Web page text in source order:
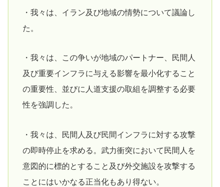
・我々は、イラン及び地域の情勢について議論し
た。
・我々は、この争いが地域のパートナー、民間人
及び重要インフラに与える影響を最小化すること
の重要性、並びに人道支援の取組を調整する必要
性を強調した。
・我々は、民間人及び民間インフラに対する攻撃
の即時停止を求める。武力衝突において民間人を
意図的に標的とすること及び外交施設を攻撃する
ことにはいかなる正当化もあり得ない。